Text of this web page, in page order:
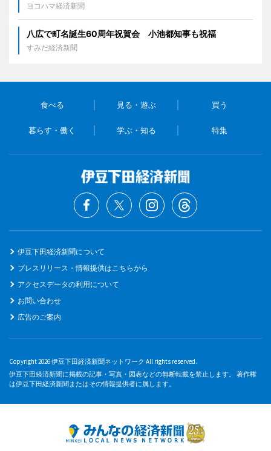
ヨコハマ経済新聞
八広で町名誕生60周年祝賀会 小池都知事も祝福
すみだ経済新聞
食べる 見る・遊ぶ 買う
暮らす・働く 学ぶ・知る 特集
伊豆下田経済新聞について
プレスリリース・情報提供はこちらから
アクセスデータの利用について
お問い合わせ
広告のご案内
Copyright 2026 伊豆下田経済新聞ネットワーク All rights reserved.
伊豆下田経済新聞に掲載の記事・写真・図表などの無断転載を禁止します。 著作権
は伊豆下田経済新聞またはその情報提供者に属します。